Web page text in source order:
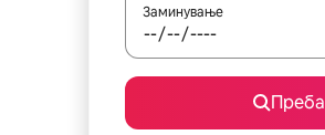
Заминување